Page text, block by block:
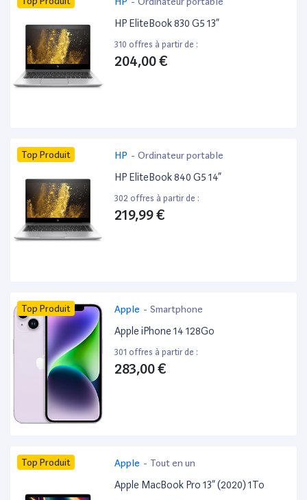
HP EliteBook 830 G5 13”
310 offres à partir de :
204,00 €
Top Produit HP - Ordinateur portable
HP EliteBook 840 G5 14”
302 offres à partir de :
219,99 €
Top Produit Apple - Smartphone
Apple iPhone 14 128Go
301 offres à partir de :
283,00 €
Top Produit Apple - Tout en un
Apple MacBook Pro 13” (2020) 1To